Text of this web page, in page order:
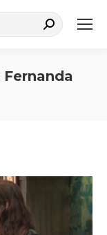
Fernanda